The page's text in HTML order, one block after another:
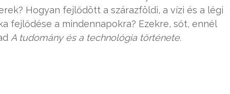
Hogyan fejlődött a szárazföldi, a vízi és a légi
fejlődése a mindennapokra? Ezekre, sőt, ennél
A tudomány és a technológia története.